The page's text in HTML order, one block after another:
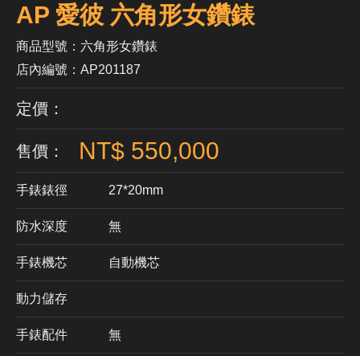
AP 愛彼 六角形女鑽錶
商品型號：六角形女鑽錶
店內編號：AP201187
定價：
售價： NT$ 550,000
手錶錶徑 27*20mm
防水深度 無
手錶機芯 ​自動機芯
動力儲存
手錶配件 無